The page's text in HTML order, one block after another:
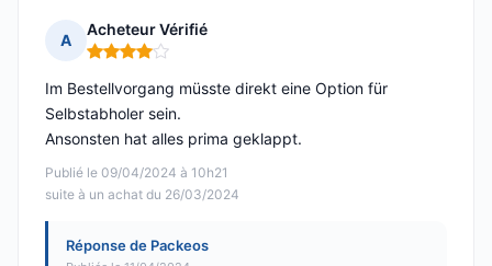
A
Acheteur Vérifié
Note : 4 sur 5
Publié le 09/04/2024 à 10h21
suite à un achat du 26/03/2024
Im Bestellvorgang müsste direkt eine Option für
Selbstabholer sein.
Ansonsten hat alles prima geklappt.
Réponse de Packeos